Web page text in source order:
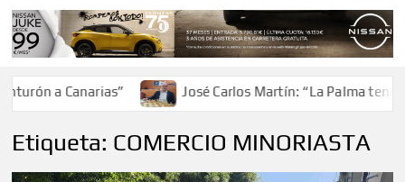
a Canarias” José Carlos Martín: “La Palma tendrá
Etiqueta: COMERCIO MINORIASTA